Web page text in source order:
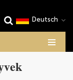
Deutsch